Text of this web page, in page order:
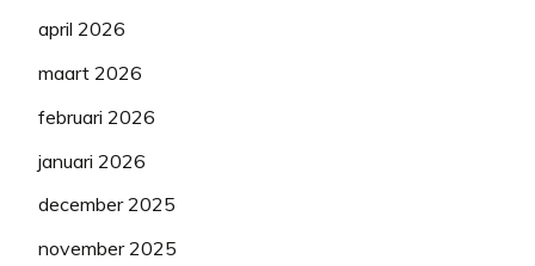
april 2026
maart 2026
februari 2026
januari 2026
december 2025
november 2025